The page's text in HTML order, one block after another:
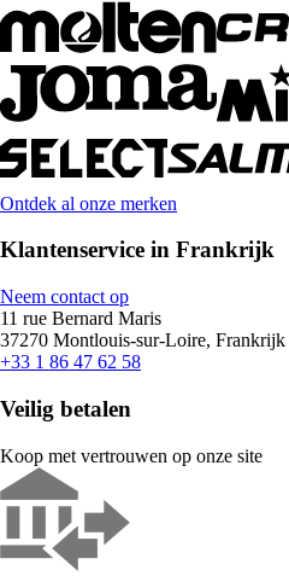
Ontdek al onze merken
Klantenservice in Frankrijk
Neem contact op
11 rue Bernard Maris
37270 Montlouis-sur-Loire, Frankrijk
+33 1 86 47 62 58
Veilig betalen
Koop met vertrouwen op onze site